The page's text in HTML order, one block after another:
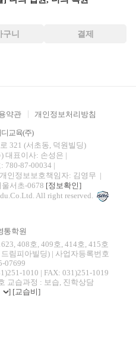
구니 결제
약관 개인정보처리방침
교육(주)
321 (서초동, 덕원빌딩)
대표이사: 손성은 |
780-87-00034 |
인정보보호책임자: 김영무 |
서초-0678 [정보확인]
All right reserved.
통학원
408호, 409호, 414호, 415호
림피아빌딩) | 사업자등록번호
07699
1010 | FAX: 031)251-1019
교습과정 : 보습, 진학상담
] [교습비]